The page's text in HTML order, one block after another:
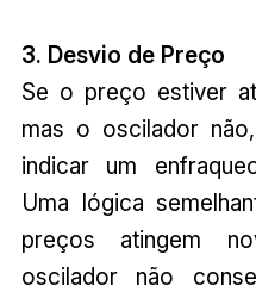
3. Desvio de Preço
Se o preço estiver
mas o oscilador
indicar um
Uma lógica
preços atingem
oscilador não